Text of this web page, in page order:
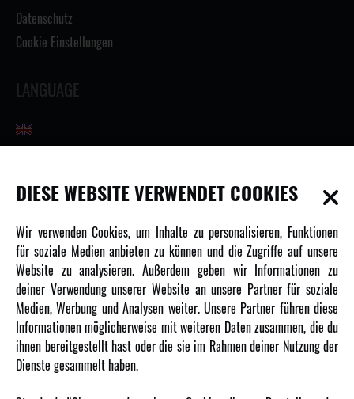
Datenschutz
Cookie Einstellungen
LANGUAGE
INFORMATIONEN
Newsletter
Über uns
Karriere
Amewi Kataloge
MEHR VON AMEWI
DIESE WEBSITE VERWENDET COOKIES
Wir verwenden Cookies, um Inhalte zu personalisieren, Funktionen
für soziale Medien anbieten zu können und die Zugriffe auf unsere
Website zu analysieren. Außerdem geben wir Informationen zu
deiner Verwendung unserer Website an unsere Partner für soziale
Medien, Werbung und Analysen weiter. Unsere Partner führen diese
Informationen möglicherweise mit weiteren Daten zusammen, die du
ihnen bereitgestellt hast oder die sie im Rahmen deiner Nutzung der
Dienste gesammelt haben.